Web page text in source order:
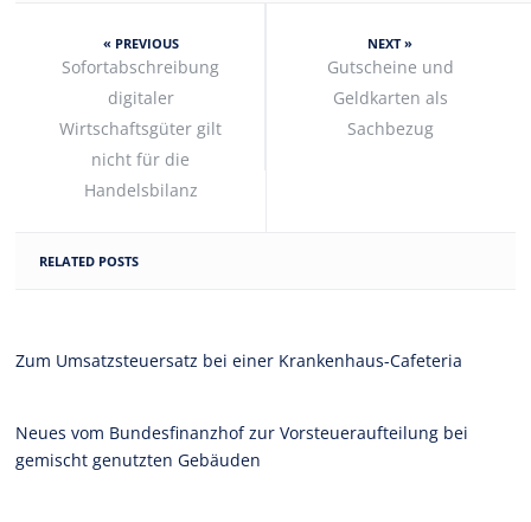
« PREVIOUS
Sofortabschreibung
digitaler
Wirtschaftsgüter gilt
nicht für die
Handelsbilanz
NEXT »
Gutscheine und
Geldkarten als
Sachbezug
RELATED POSTS
Zum Umsatzsteuersatz bei einer Krankenhaus-Cafeteria
Neues vom Bundesfinanzhof zur Vorsteueraufteilung bei
gemischt genutzten Gebäuden